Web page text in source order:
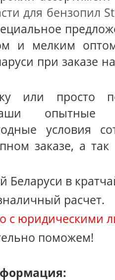
для бензопил
и мелким
при заказе
или просто
опытные
условия
заказе, а так
Беларуси в
расчет.
с юридическими
поможем!